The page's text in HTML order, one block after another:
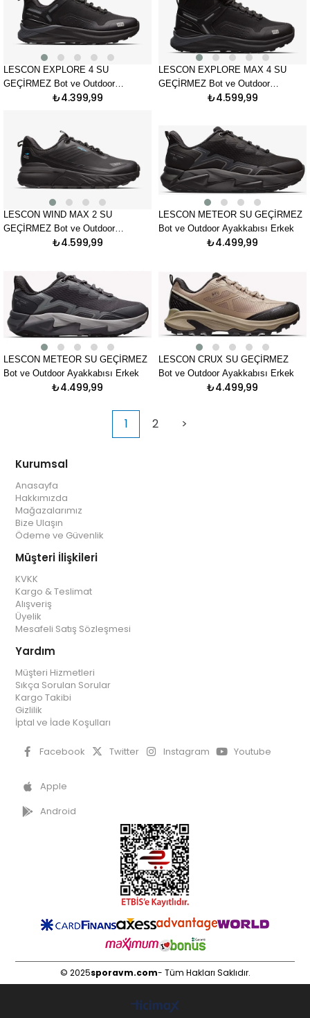
LESCON EXPLORE 4 SU
GEÇİRMEZ Bot ve Outdoor
Ayakkabısı Erkek₺4.399,99
LESCON EXPLORE MAX 4 SU
GEÇİRMEZ Bot ve Outdoor
Ayakkabısı Erkek₺4.599,99
LESCON WIND MAX 2 SU
GEÇİRMEZ Bot ve Outdoor
Ayakkabısı Erkek₺4.599,99
LESCON METEOR SU GEÇİRMEZ
Bot ve Outdoor Ayakkabısı Erkek
₺4.499,99
LESCON METEOR SU GEÇİRMEZ
Bot ve Outdoor Ayakkabısı Erkek
₺4.499,99
LESCON CRUX SU GEÇİRMEZ
Bot ve Outdoor Ayakkabısı Erkek
₺4.499,99
1 2 >
Kurumsal
Anasayfa
Hakkımızda
Mağazalarımız
Bize Ulaşın
Ödeme ve Güvenlik
Müşteri İlişkileri
KVKK
Kargo & Teslimat
Alışveriş
Üyelik
Mesafeli Satış Sözleşmesi
Yardım
Müşteri Hizmetleri
Sıkça Sorulan Sorular
Kargo Takibi
Gizlilik
İptal ve İade Koşulları
Facebook Twitter Instagram Youtube
Apple
Android
© 2025sporavm.com- Tüm Hakları Saklıdır.